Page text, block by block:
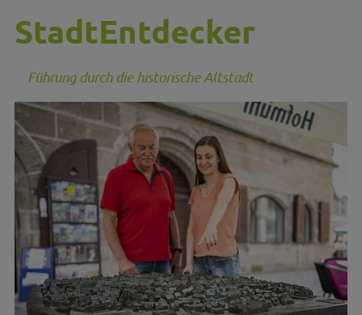
StadtEntdecker
Führung durch die historische Altstadt